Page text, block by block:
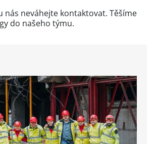
nás neváhejte kontaktovat. Těšíme
do našeho týmu.